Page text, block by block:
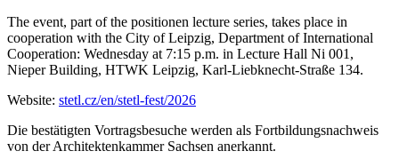
The event, part of the positionen lecture series, takes place in
cooperation with the City of Leipzig, Department of International
Cooperation: Wednesday at 7:15 p.m. in Lecture Hall Ni 001,
Nieper Building, HTWK Leipzig, Karl-Liebknecht-Straße 134.
Website: stetl.cz/en/stetl-fest/2026
Die bestätigten Vortragsbesuche werden als Fortbildungsnachweis
von der Architektenkammer Sachsen anerkannt.